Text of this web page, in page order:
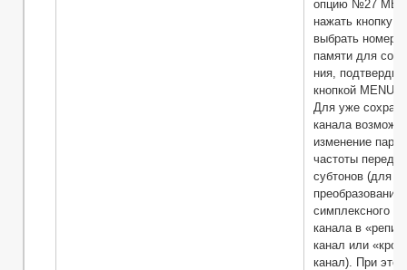
опцию №27
нажать кнопку
выбрать номер
памяти для
ния,
кнопкой MENU.
Для уже
канала
изменение
частоты
субтонов (для
преобразования
симплексного
канала в
канал или
канал). При этом